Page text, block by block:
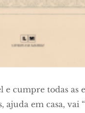
e cumpre todas as
ajuda em casa, vai